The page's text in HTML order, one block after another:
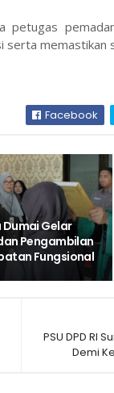
petugas
memastikan
Facebook
Dumai Gelar
Pengambilan
Fungsional
PSU DPD RI
Demi